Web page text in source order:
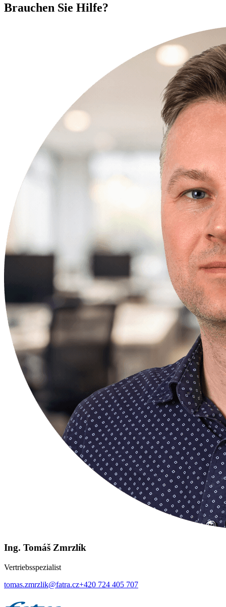
Brauchen Sie Hilfe?
Ing. Tomáš Zmrzlík
Vertriebsspezialist
tomas.zmrzlik@fatra.cz+420 724 405 707